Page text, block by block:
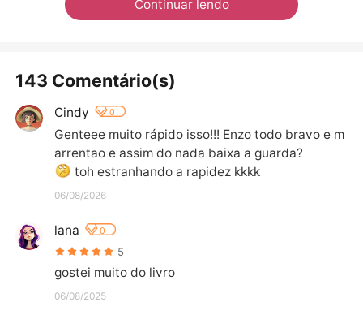
Continuar lendo
143 Comentário(s)
Cindy 0
Genteee muito rápido isso!!! Enzo todo bravo e m
arrentao e assim do nada baixa a guarda?
toh estranhando a rapidez kkkk
06/08/2026
lana 0
5
gostei muito do livro
06/08/2025